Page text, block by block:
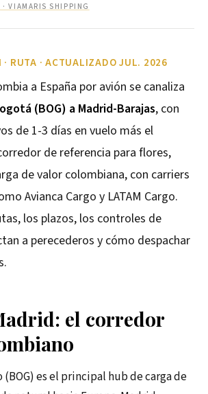
· VIAMARIS SHIPPING
· RUTA · ACTUALIZADO JUL. 2026
a España por avión se canaliza
(BOG) a Madrid-Barajas, con
de 1-3 días en vuelo más el
de referencia para flores,
de valor colombiana, con carriers
Avianca Cargo y LATAM Cargo.
los plazos, los controles de
a perecederos y cómo despachar
el corredor
(BOG) es el principal hub de carga de